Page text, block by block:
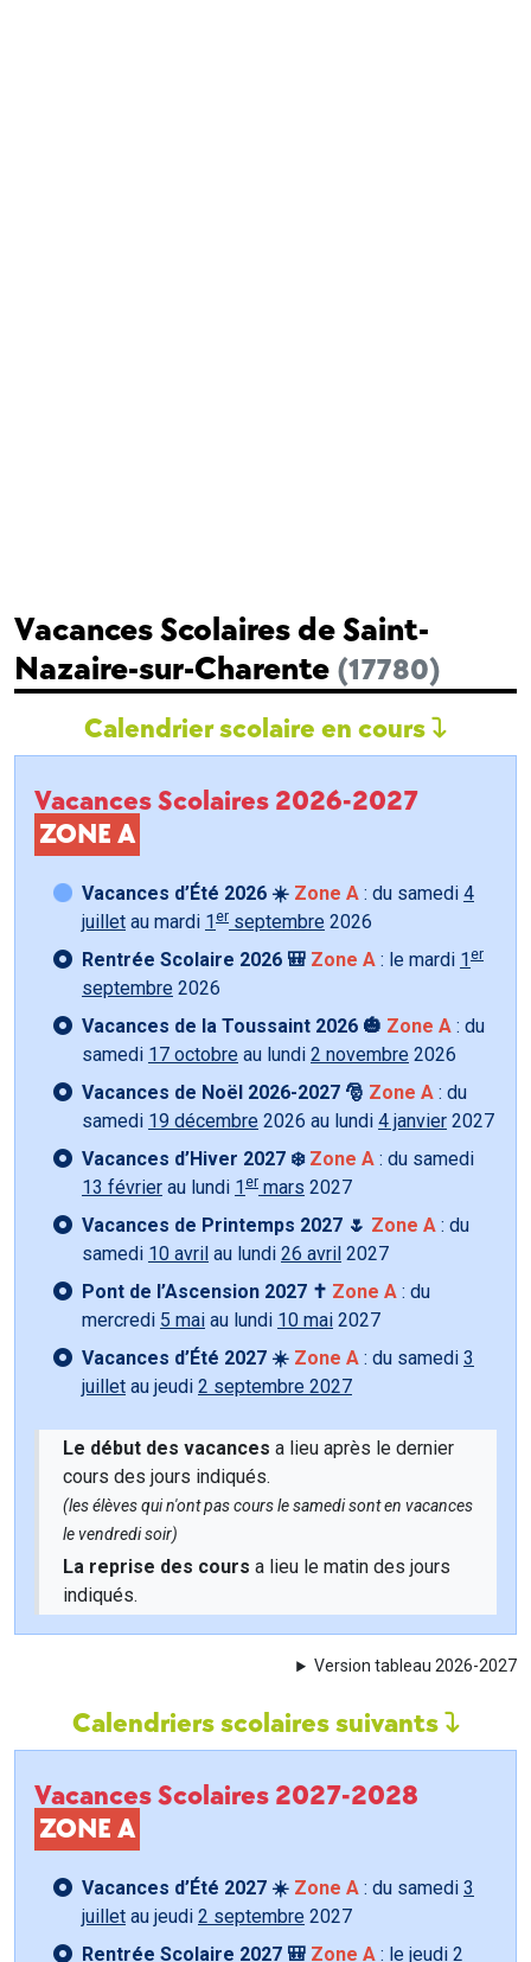
Vacances Scolaires de Saint-
Nazaire-sur-Charente (17780)
Calendrier scolaire en cours
Vacances Scolaires 2026-2027
ZONE A
Vacances d’Été 2026 ☀️ Zone A : du samedi 4
juillet au mardi 1 er septembre 2026
Rentrée Scolaire 2026 🎒 Zone A : le mardi 1 er
septembre 2026
Vacances de la Toussaint 2026 🎃 Zone A : du
samedi 17 octobre au lundi 2 novembre 2026
Vacances de Noël 2026-2027 🎅 Zone A : du
samedi 19 décembre 2026 au lundi 4 janvier 2027
Vacances d’Hiver 2027 ❄️ Zone A : du samedi
13 février au lundi 1 er mars 2027
Vacances de Printemps 2027 🌷 Zone A : du
samedi 10 avril au lundi 26 avril 2027
Pont de l’Ascension 2027 ✝️ Zone A : du
mercredi 5 mai au lundi 10 mai 2027
Vacances d’Été 2027 ☀️ Zone A : du samedi 3
juillet au jeudi 2 septembre 2027
Le début des vacances a lieu après le dernier
cours des jours indiqués.
(les élèves qui n'ont pas cours le samedi sont en vacances
le vendredi soir)
La reprise des cours a lieu le matin des jours
indiqués.
Version tableau 2026-2027
Calendriers scolaires suivants
Vacances Scolaires 2027-2028
ZONE A
Vacances d’Été 2027 ☀️ Zone A : du samedi 3
juillet au jeudi 2 septembre 2027
Rentrée Scolaire 2027 🎒 Zone A : le jeudi 2